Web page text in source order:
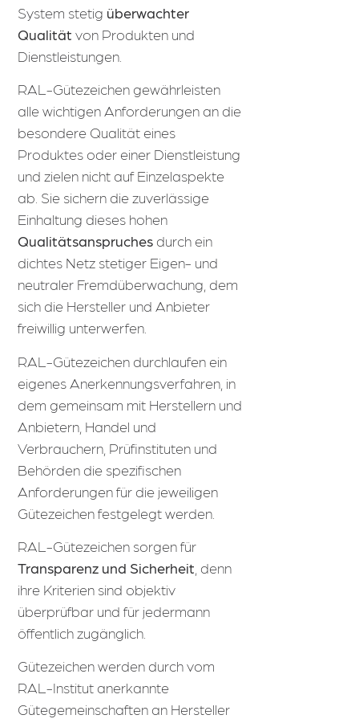
System stetig überwachter
Qualität von Produkten und
Dienstleistungen.
RAL-Gütezeichen gewährleisten
alle wichtigen Anforderungen an die
besondere Qualität eines
Produktes oder einer Dienstleistung
und zielen nicht auf Einzelaspekte
ab. Sie sichern die zuverlässige
Einhaltung dieses hohen
Qualitätsanspruches durch ein
dichtes Netz stetiger Eigen- und
neutraler Fremdüberwachung, dem
sich die Hersteller und Anbieter
freiwillig unterwerfen.
RAL-Gütezeichen durchlaufen ein
eigenes Anerkennungsverfahren, in
dem gemeinsam mit Herstellern und
Anbietern, Handel und
Verbrauchern, Prüfinstituten und
Behörden die spezifischen
Anforderungen für die jeweiligen
Gütezeichen festgelegt werden.
RAL-Gütezeichen sorgen für
Transparenz und Sicherheit , denn
ihre Kriterien sind objektiv
überprüfbar und für jedermann
öffentlich zugänglich.
Gütezeichen werden durch vom
RAL-Institut anerkannte
Gütegemeinschaften an Hersteller